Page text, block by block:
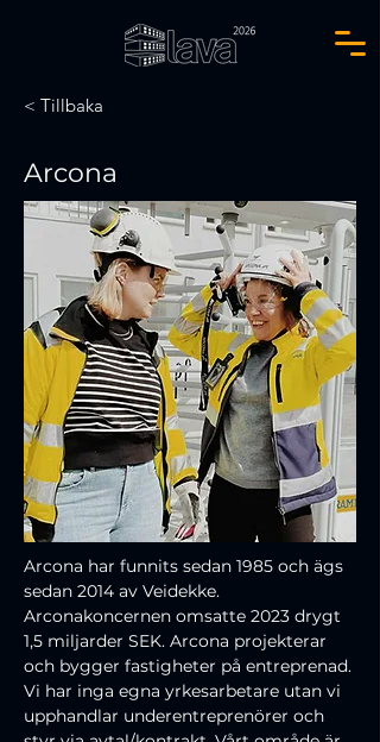
< Tillbaka
Arcona
Arcona har funnits sedan 1985 och ägs
sedan 2014 av Veidekke.
Arconakoncernen omsatte 2023 drygt
1,5 miljarder SEK. Arcona projekterar
och bygger fastigheter på entreprenad.
Vi har inga egna yrkesarbetare utan vi
upphandlar underentreprenörer och